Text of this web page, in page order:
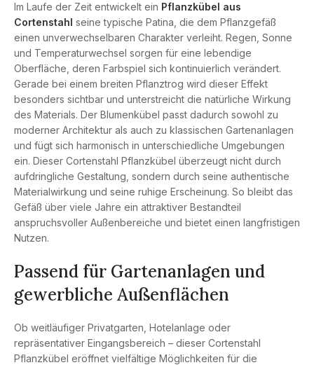
Im Laufe der Zeit entwickelt ein Pflanzkübel aus
Cortenstahl seine typische Patina, die dem Pflanzgefäß
einen unverwechselbaren Charakter verleiht. Regen, Sonne
und Temperaturwechsel sorgen für eine lebendige
Oberfläche, deren Farbspiel sich kontinuierlich verändert.
Gerade bei einem breiten Pflanztrog wird dieser Effekt
besonders sichtbar und unterstreicht die natürliche Wirkung
des Materials. Der Blumenkübel passt dadurch sowohl zu
moderner Architektur als auch zu klassischen Gartenanlagen
und fügt sich harmonisch in unterschiedliche Umgebungen
ein. Dieser Cortenstahl Pflanzkübel überzeugt nicht durch
aufdringliche Gestaltung, sondern durch seine authentische
Materialwirkung und seine ruhige Erscheinung. So bleibt das
Gefäß über viele Jahre ein attraktiver Bestandteil
anspruchsvoller Außenbereiche und bietet einen langfristigen
Nutzen.
Passend für Gartenanlagen und
gewerbliche Außenflächen
Ob weitläufiger Privatgarten, Hotelanlage oder
repräsentativer Eingangsbereich – dieser Cortenstahl
Pflanzkübel eröffnet vielfältige Möglichkeiten für die